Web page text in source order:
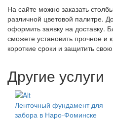
На сайте можно заказать
различной цветовой палитре.
оформить заявку на доставку.
сможете установить прочное и
короткие сроки и защитить
Другие услуги
Ленточный фундамент для
забора в Наро-Фоминске